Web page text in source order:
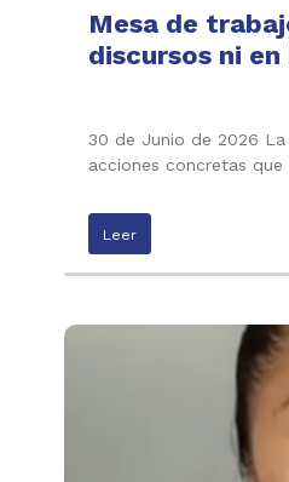
Mesa de
discursos ni
30 de Junio de 2026
acciones concretas
Leer